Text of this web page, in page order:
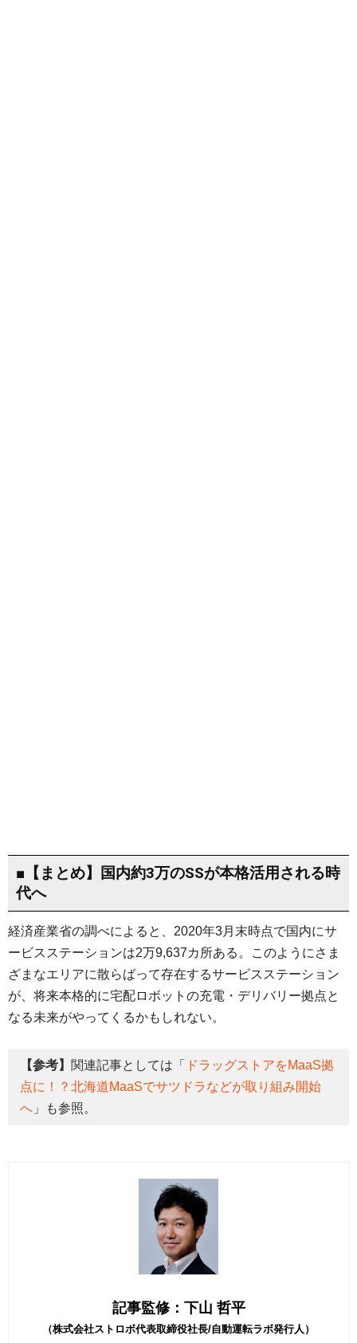
■【まとめ】国内約3万のSSが本格活用される時
代へ
経済産業省の調べによると、2020年3月末時点で国内にサ
ービスステーションは2万9,637カ所ある。このようにさま
ざまなエリアに散らばって存在するサービスステーション
が、将来本格的に宅配ロボットの充電・デリバリー拠点と
なる未来がやってくるかもしれない。
【参考】 関連記事としては「
ドラッグストアをMaaS拠
点に！？北海道MaaSでサツドラなどが取り組み開始
へ 」も参照。
記事監修：下山 哲平
（株式会社ストロボ代表取締役社長/自動運転ラボ発行人）